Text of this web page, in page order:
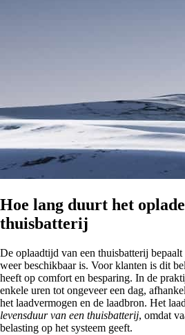
Hoe lang duurt het
thuisbatterij
De oplaadtijd van een thuisbatterij
weer beschikbaar is. Voor klanten is dit
heeft op comfort en besparing. In de
enkele uren tot ongeveer een dag,
het laadvermogen en de laadbron. Het
levensduur van een thuisbatterij, omdat
belasting op het systeem geeft.